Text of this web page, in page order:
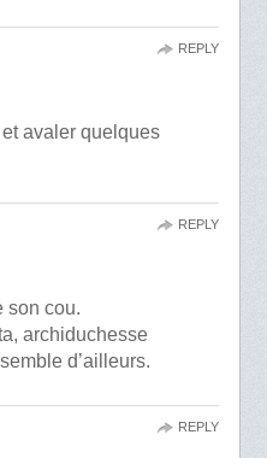
avaler quelques
REPLY
son cou.
archiduchesse
d’ailleurs.
REPLY
REPLY